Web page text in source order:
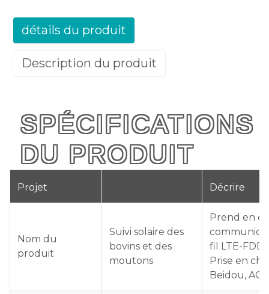
détails du produit
Description du produit
SPÉCIFICATIONS
DU PRODUIT
Projet Décrire
Nom du
produit
Suivi solaire des
bovins et des
moutons
Prend en
fil LTE-FDD/
Prise en
Beidou,